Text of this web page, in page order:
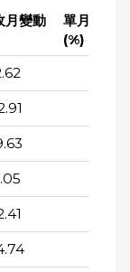
月變動
單月營收
(%)